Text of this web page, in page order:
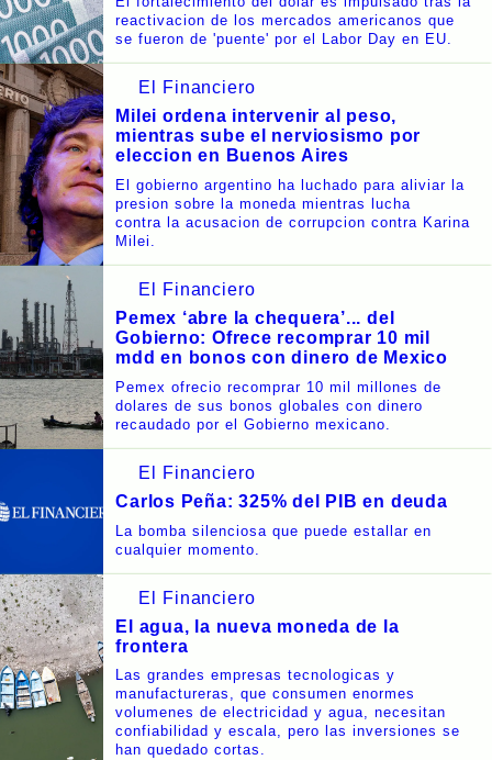
reactivacion de los mercados americanos que
se fueron de 'puente' por el Labor Day en EU.
El Financiero
Milei ordena intervenir al peso,
mientras sube el nerviosismo por
eleccion en Buenos Aires
El gobierno argentino ha luchado para aliviar la
presion sobre la moneda mientras lucha
contra la acusacion de corrupcion contra Karina
Milei.
El Financiero
Pemex ‘abre la chequera’... del
Gobierno: Ofrece recomprar 10 mil
mdd en bonos con dinero de Mexico
Pemex ofrecio recomprar 10 mil millones de
dolares de sus bonos globales con dinero
recaudado por el Gobierno mexicano.
El Financiero
Carlos Peña: 325% del PIB en deuda
La bomba silenciosa que puede estallar en
cualquier momento.
El Financiero
El agua, la nueva moneda de la
frontera
Las grandes empresas tecnologicas y
manufactureras, que consumen enormes
volumenes de electricidad y agua, necesitan
confiabilidad y escala, pero las inversiones se
han quedado cortas.